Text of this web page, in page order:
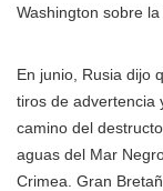
Washington sobre
En junio, Rusia dijo
tiros de advertencia
camino del
aguas del Mar
Crimea. Gran